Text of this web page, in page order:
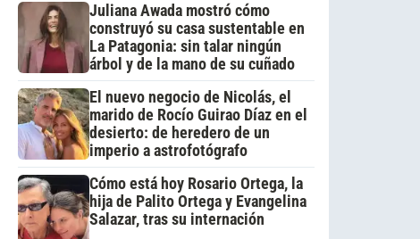
Juliana Awada mostró cómo
construyó su casa sustentable en
La Patagonia: sin talar ningún
árbol y de la mano de su cuñado
El nuevo negocio de Nicolás, el
marido de Rocío Guirao Díaz en el
desierto: de heredero de un
imperio a astrofotógrafo
Cómo está hoy Rosario Ortega, la
hija de Palito Ortega y Evangelina
Salazar, tras su internación